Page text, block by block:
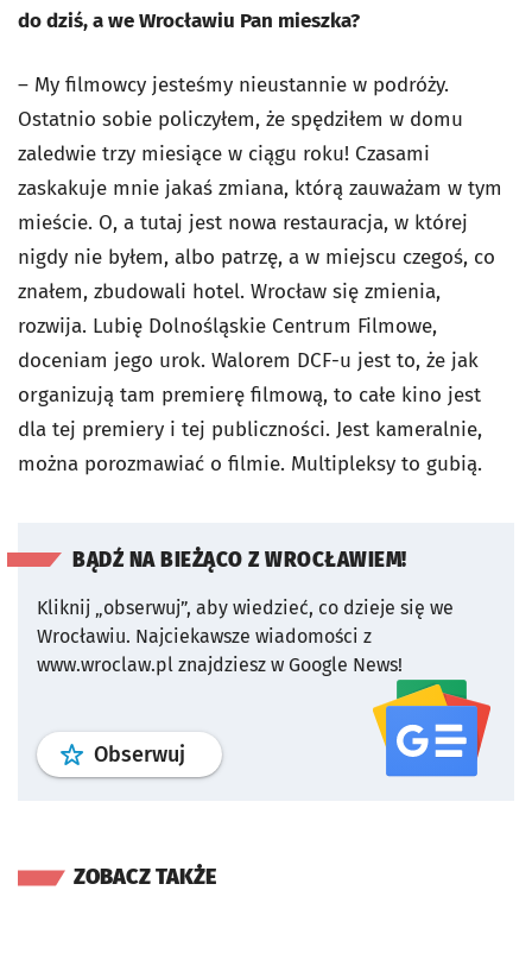
do dziś, a we Wrocławiu Pan mieszka?
– My filmowcy jesteśmy nieustannie w podróży.
Ostatnio sobie policzyłem, że spędziłem w domu
zaledwie trzy miesiące w ciągu roku! Czasami
zaskakuje mnie jakaś zmiana, którą zauważam w tym
mieście. O, a tutaj jest nowa restauracja, w której
nigdy nie byłem, albo patrzę, a w miejscu czegoś, co
znałem, zbudowali hotel. Wrocław się zmienia,
rozwija. Lubię Dolnośląskie Centrum Filmowe,
doceniam jego urok. Walorem DCF-u jest to, że jak
organizują tam premierę filmową, to całe kino jest
dla tej premiery i tej publiczności. Jest kameralnie,
można porozmawiać o filmie. Multipleksy to gubią.
BĄDŹ NA BIEŻĄCO Z WROCŁAWIEM!
Kliknij „obserwuj”, aby wiedzieć, co dzieje się we
Wrocławiu. Najciekawsze wiadomości z
www.wroclaw.pl znajdziesz w Google News!
Obserwuj profil serwisu
ZOBACZ TAKŻE